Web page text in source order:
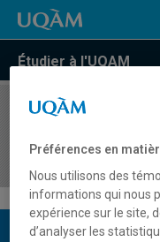
Étudier à l'UQAM
COURS//
biologiques
Description du cours
Préférences en
Nous utilisons des
informations qui nous
expérience sur le site,
d’analyser les